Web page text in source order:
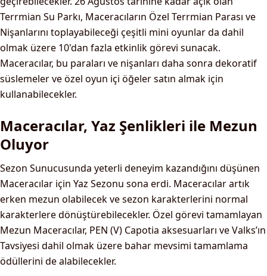
Terrmian Su Parkı, Maceracıların Özel Terrmian Parası ve
Nişanlarını toplayabileceği çeşitli mini oyunlar da dahil
olmak üzere 10'dan fazla etkinlik görevi sunacak.
Maceracılar, bu paraları ve nişanları daha sonra dekoratif
süslemeler ve özel oyun içi öğeler satın almak için
kullanabilecekler.
Maceracılar, Yaz Şenlikleri ile Mezun
Oluyor
Sezon Sunucusunda yeterli deneyim kazandığını düşünen
Maceracılar için Yaz Sezonu sona erdi. Maceracılar artık
erken mezun olabilecek ve sezon karakterlerini normal
karakterlere dönüştürebilecekler. Özel görevi tamamlayan
Mezun Maceracılar, PEN (V) Capotia aksesuarları ve Valks’ın
Tavsiyesi dahil olmak üzere bahar mevsimi tamamlama
ödüllerini de alabilecekler.